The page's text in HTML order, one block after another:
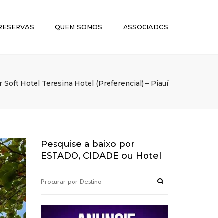
QUEM SOMOS ASSOCIADOS
Soft Hotel Teresina Hotel (Preferencial) – Piauí
Pesquise a baixo por
ESTADO, CIDADE ou Hotel